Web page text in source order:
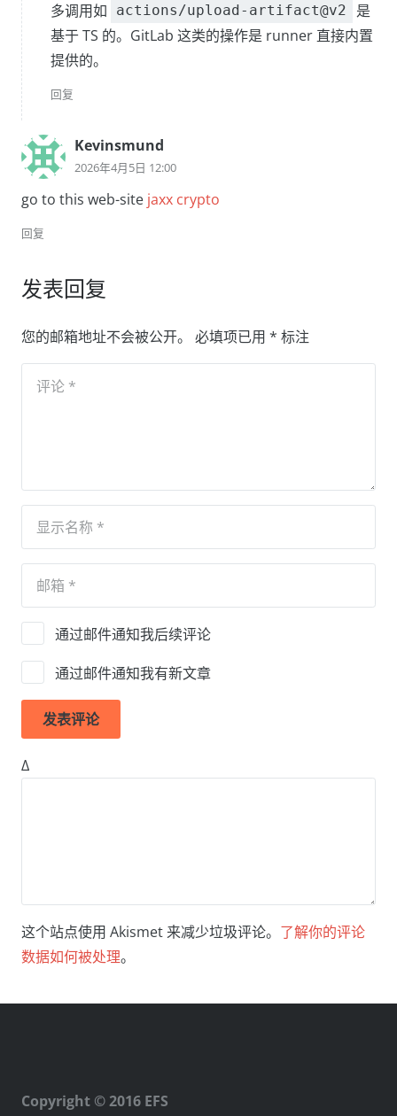
多调用如
actions/upload-artifact@v2
是
基于 TS 的。GitLab 这类的操作是 runner 直接内置
提供的。
回复
Kevinsmund
2026年4月5日 12:00
go to this web-site jaxx crypto
回复
发表回复
您的邮箱地址不会被公开。 必填项已用 * 标注
通过邮件通知我后续评论
通过邮件通知我有新文章
发表评论
Δ
这个站点使用 Akismet 来减少垃圾评论。 了解你的评论
数据如何被处理。
Copyright © 2016 EFS